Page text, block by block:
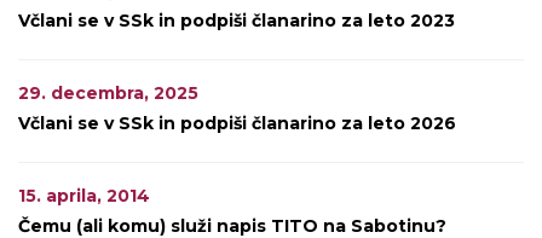
Včlani se v SSk in podpiši članarino za leto 2023
29. decembra, 2025
Včlani se v SSk in podpiši članarino za leto 2026
15. aprila, 2014
Čemu (ali komu) služi napis TITO na Sabotinu?